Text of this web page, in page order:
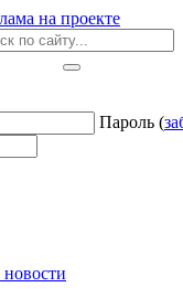
на проекте
Пароль (
новости